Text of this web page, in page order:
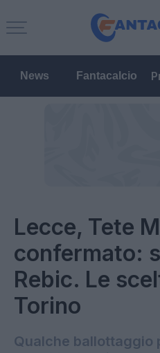
News Fantacalcio
Lecce, Tete
confermato:
Rebic. Le
Torino
Qualche ballottaggio